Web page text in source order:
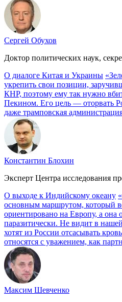
Сергей Обухов
Доктор политических наук,
О диалоге Китая и Украины
укрепить свои позиции,
КНР, поэтому ему так нужно
Пекином. Его цель — оторвать
даже трамповская
Константин Блохин
Эксперт Центра исследования
О выходе к Индийскому океану
основным маршрутом, который
ориентировано на Европу, а она
паразитически. Не видит в
хотят из России отсасывать
относятся с уважением, как
Максим Шевченко